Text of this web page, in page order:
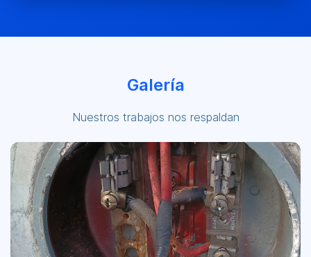
Galería
Nuestros trabajos nos respaldan